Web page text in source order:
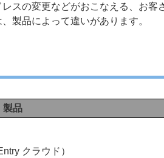
スの変更などがおこなえる、お客
製品によって違いがあります。
製品
クラウド）